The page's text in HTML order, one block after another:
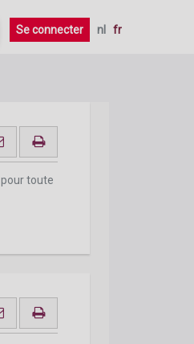
Se connecter nl fr
pour toute